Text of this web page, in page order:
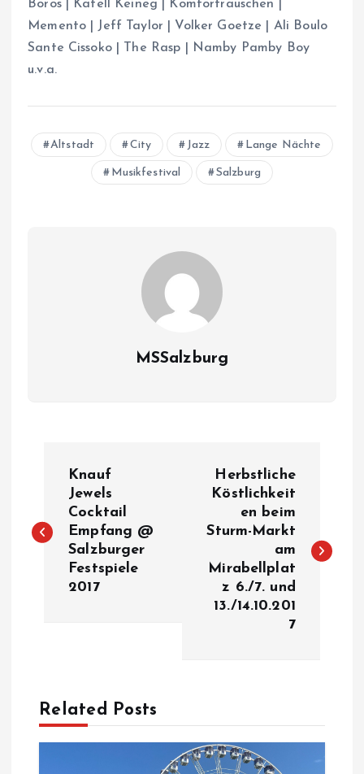
Boros | Katell Keineg | Komfortrauschen |
Memento | Jeff Taylor | Volker Goetze | Ali Boulo
Sante Cissoko | The Rasp | Namby Pamby Boy
u.v.a.
Altstadt City Jazz Lange Nächte
Musikfestival Salzburg
MSSalzburg
i
g
s
Knauf
Jewels
Cocktail
Empfang @
Salzburger
Festspiele
2017
Herbstliche
Köstlichkeit
en beim
Sturm-Markt
am
Mirabellplat
z 6./7. und
13./14.10.201
7
Related Posts